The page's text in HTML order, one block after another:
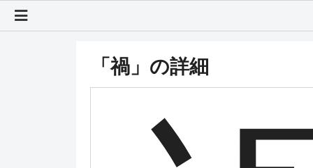
「禍」の詳細